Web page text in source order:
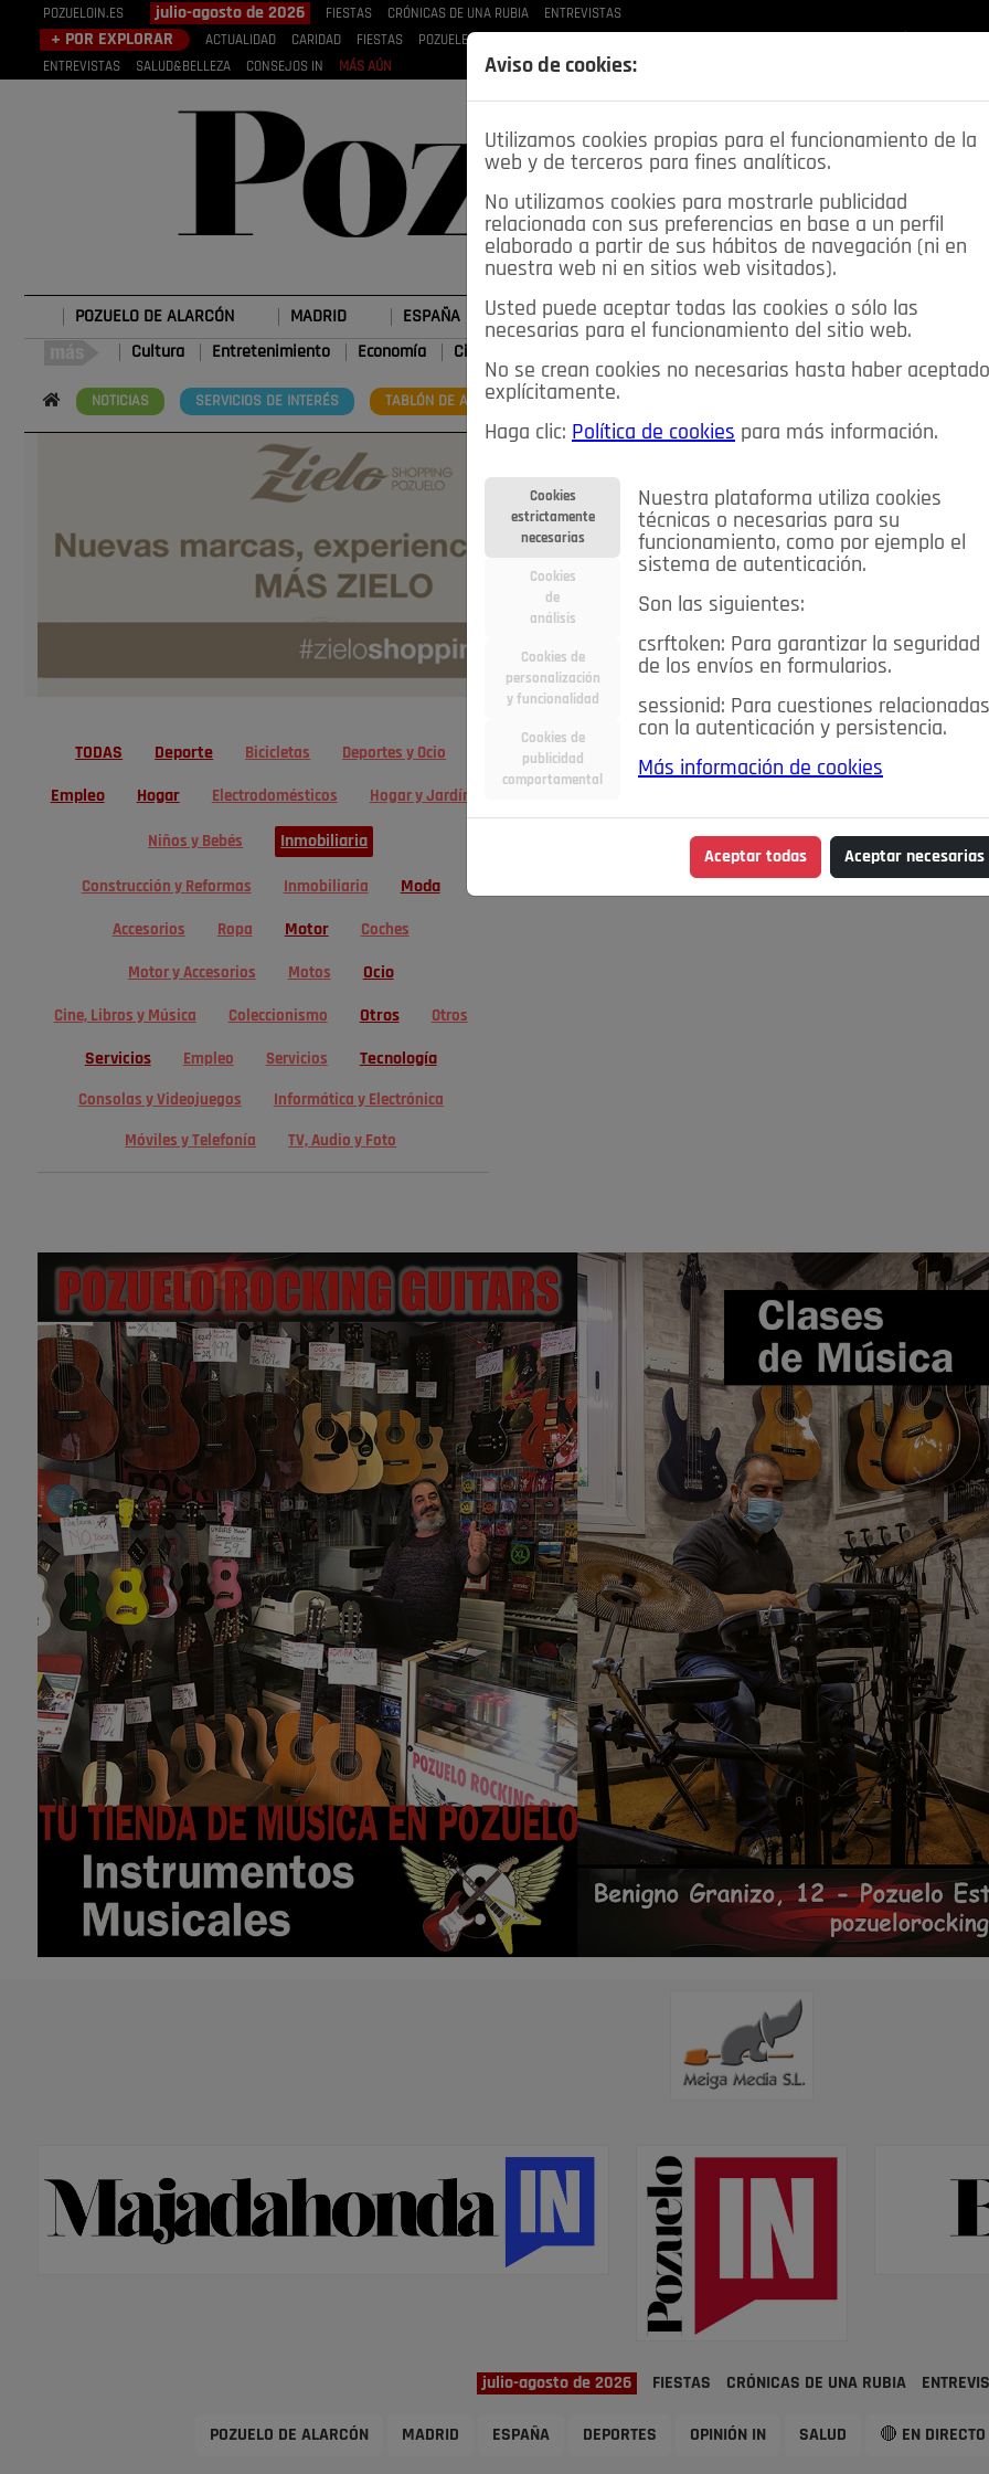
POZUELOIN.ES julio-agosto de 2026 FIESTAS CRÓNICAS DE UNA RUBIA ENTREVISTAS
+ POR EXPLORAR ACTUALIDAD CARIDAD FIESTAS POZUELEROS
ENTREVISTAS
SALUD&BELLEZA CONSEJOS IN MÁS AÚN
POZUELO DE ALARCÓN MADRID ESPAÑA DEPORTES OPINIÓN IN SALUD 🔴 EN DIRECTO
Cultura Entretenimiento Economía Ciencia&Tecnología
NOTICIAS SERVICIOS DE INTERÉS TABLÓN DE ANUNCIOS MIS ANUNCIOS
TODAS Deporte Bicicletas Deportes y Ocio
Empleo Hogar Electrodomésticos Hogar y Jardín
Niños y Bebés Inmobiliaria
Construcción y Reformas Inmobiliaria Moda
Accesorios Ropa Motor Coches
Motor y Accesorios Motos Ocio
Cine, Libros y Música Coleccionismo Otros Otros
Servicios Empleo Servicios Tecnología
Consolas y Videojuegos Informática y Electrónica
Móviles y Telefonía TV, Audio y Foto
Aviso de cookies:
Utilizamos cookies propias para el funcionamiento de la
web y de terceros para fines analíticos.
No utilizamos cookies para mostrarle publicidad
relacionada con sus preferencias en base a un perfil
elaborado a partir de sus hábitos de navegación (ni en
nuestra web ni en sitios web visitados).
Usted puede aceptar todas las cookies o sólo las
necesarias para el funcionamiento del sitio web.
No se crean cookies no necesarias hasta haber aceptado
explícitamente.
Haga clic: Política de cookies para más información.
Cookies
estrictamente
necesarias
Cookies
de
análisis
Cookies de
personalización
y funcionalidad
Cookies de
publicidad
comportamental
Nuestra plataforma utiliza cookies
técnicas o necesarias para su
funcionamiento, como por ejemplo el
sistema de autenticación.
Son las siguientes:
csrftoken: Para garantizar la seguridad
de los envíos en formularios.
sessionid: Para cuestiones relacionadas
con la autenticación y persistencia.
Más información de cookies
Aceptar todas Aceptar necesarias
julio-agosto de 2026 FIESTAS CRÓNICAS DE UNA RUBIA
POZUELO DE ALARCÓN MADRID ESPAÑA DEPORTES OPINIÓN IN SALUD 🔴 EN DIRECTO